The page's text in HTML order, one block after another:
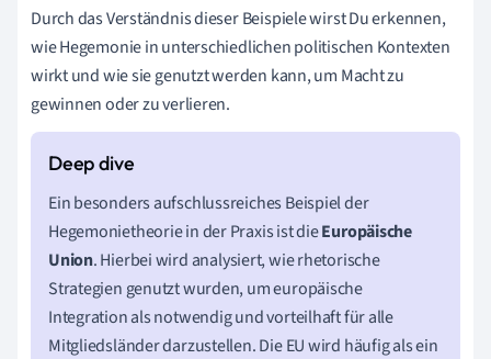
Durch das Verständnis dieser Beispiele wirst Du erkennen,
wie Hegemonie in unterschiedlichen politischen Kontexten
wirkt und wie sie genutzt werden kann, um Macht zu
gewinnen oder zu verlieren.
Ein besonders aufschlussreiches Beispiel der
Hegemonietheorie in der Praxis ist dieEuropäische
Union. Hierbei wird analysiert, wie rhetorische
Strategien genutzt wurden, um europäische
Integration als notwendig und vorteilhaft für alle
Mitgliedsländer darzustellen. Die EU wird häufig als ein